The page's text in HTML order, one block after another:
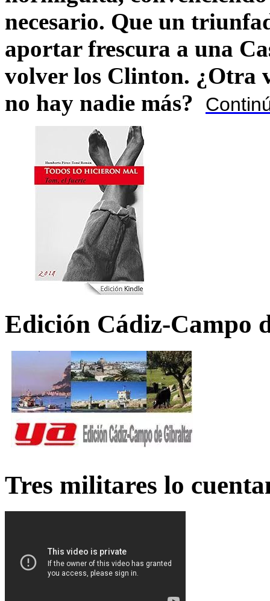
necesario. Que un
aportar frescura a una
volver los Clinton. ¿Otra
no hay nadie más?
Edición Cádiz-Campo
Tres militares lo